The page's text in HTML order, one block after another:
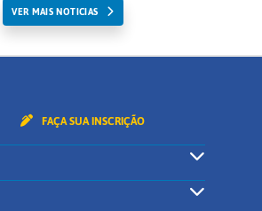
VER MAIS NOTICIAS
FAÇA SUA INSCRIÇÃO